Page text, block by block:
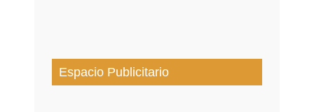
Espacio Publicitario